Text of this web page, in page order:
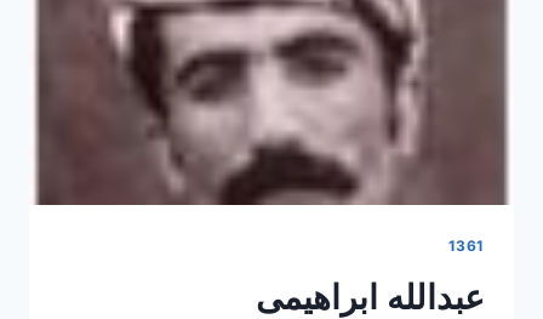
1361
عبدالله ابراهیمی